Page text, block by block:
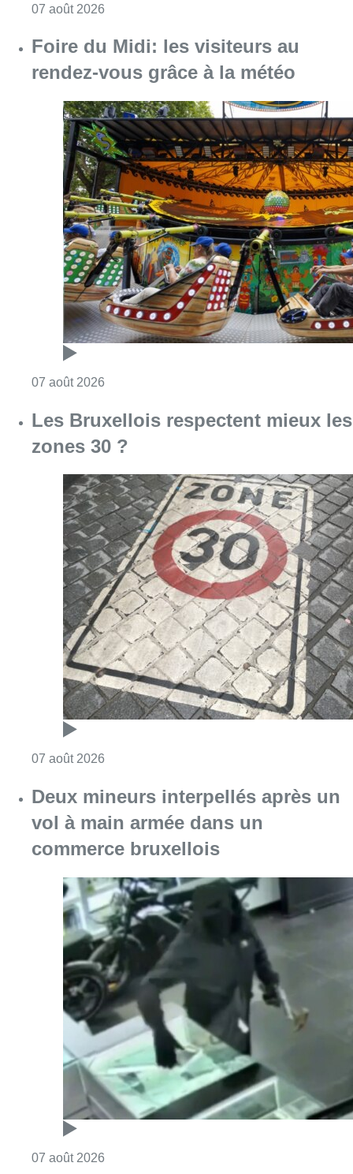
07 août 2026
Foire du Midi: les visiteurs au
rendez-vous grâce à la météo
07 août 2026
Les Bruxellois respectent mieux les
zones 30 ?
07 août 2026
Deux mineurs interpellés après un
vol à main armée dans un
commerce bruxellois
07 août 2026